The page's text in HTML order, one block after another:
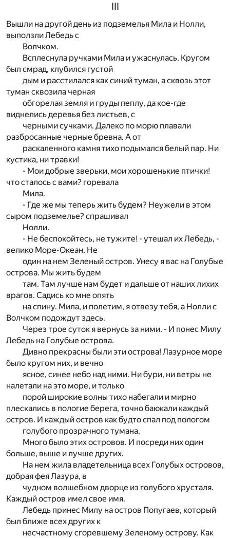
III
Вышли на другой день из подземелья Мила и Нолли,
выползли Лебедь с
Волчком.
Всплеснула ручками Мила и ужаснулась. Кругом
был смрад, клубился густой
дым и расстилался как синий туман, а сквозь этот
туман сквозила черная
обгорелая земля и груды пеплу, да кое-где
виднелись деревья без листьев, с
черными сучками. Далеко по морю плавали
разбросанные черные бревна. А от
раскаленного камня тихо подымался белый пар. Ни
кустика, ни травки!
- Мои добрые зверьки, мои хорошенькие птички!
что сталось с вами? горевала
Мила.
- Где же мы теперь жить будем? Неужели в этом
сыром подземелье? спрашивал
Нолли.
- Не беспокойтесь, не тужите! - утешал их Лебедь, -
велико Море-Океан. Не
один на нем Зеленый остров. Унесу я вас на Голубые
острова. Мы жить будем
там. Там лучше нам будет и дальше от наших лихих
врагов. Садись ко мне опять
на спину. Мила, и полетим, я отвезу тебя, а Нолли с
Волчком подождут здесь.
Через трое суток я вернусь за ними. - И понес Милу
Лебедь на Голубые острова.
Дивно прекрасны были эти острова! Лазурное море
было кругом них, и вечно
ясное, синее небо над ними. Ни бури, ни ветры не
налетали на это море, и только
порой широкие волны тихо набегали и мирно
плескались в пологие берега, точно баюкали каждый
остров. И каждый остров как будто спал под пологом
голубого прозрачного тумана.
Много было этих островов. И посреди них один
больше, выше и лучше других.
На нем жила владетельница всех Голубых островов,
добрая фея Лазура, в
чудном волшебном дворце из голубого хрусталя.
Каждый остров имел свое имя.
Лебедь принес Милу на остров Попугаев, который
был ближе всех других к
несчастному сгоревшему Зеленому острову. Как